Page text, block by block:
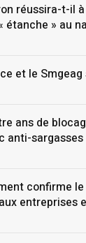
réussira-t-il
étanche » au
et le
ans de
anti-sargasses
confirme
entreprises